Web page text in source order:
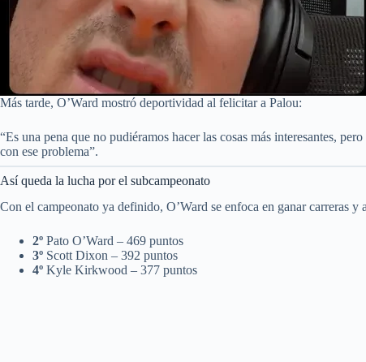
Más tarde, O’Ward mostró deportividad al felicitar a Palou:
“Es una pena que no pudiéramos hacer las cosas más interesantes,
con ese problema”.
Así queda la lucha por el subcampeonato
Con el campeonato ya definido, O’Ward se enfoca en ganar carreras y
2º Pato O’Ward – 469 puntos
3º Scott Dixon – 392 puntos
4º Kyle Kirkwood – 377 puntos